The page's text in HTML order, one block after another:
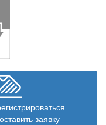
заявку